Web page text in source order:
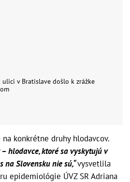
ulici v Bratislave došlo k zrážke
konkrétne druhy hlodavcov.
hlodavce, ktoré sa vyskytujú v
na Slovensku nie sú,“vysvetlila
epidemiológie ÚVZ SR Adriana